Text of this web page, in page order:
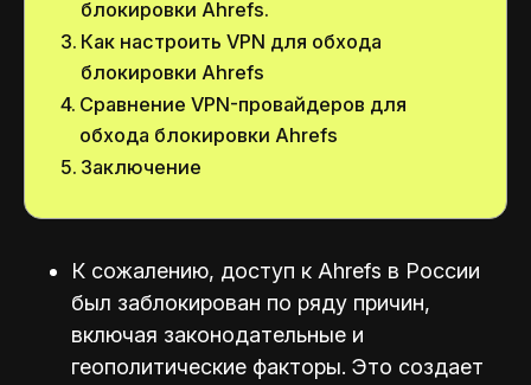
блокировки Ahrefs.
Как настроить VPN для обхода
блокировки Ahrefs
Сравнение VPN-провайдеров для
обхода блокировки Ahrefs
Заключение
К сожалению, доступ к Ahrefs в России
был заблокирован по ряду причин,
включая законодательные и
геополитические факторы. Это создает